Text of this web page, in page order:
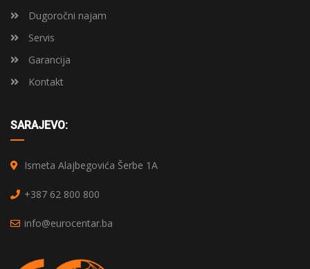
Dugoročni najam
Servis
Garancija
Kontakt
SARAJEVO:
Ismeta Alajbegovića Šerbe 1A
+387 62 800 800
info@eurocentar.ba